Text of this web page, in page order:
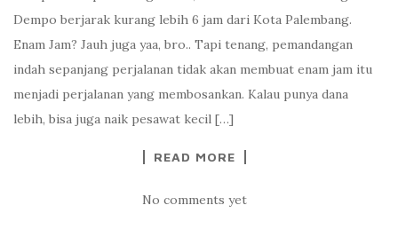
Dempo berjarak kurang lebih 6 jam dari Kota Palembang.
Enam Jam? Jauh juga yaa, bro.. Tapi tenang, pemandangan
indah sepanjang perjalanan tidak akan membuat enam jam itu
menjadi perjalanan yang membosankan. Kalau punya dana
lebih, bisa juga naik pesawat kecil […]
READ MORE
No comments yet